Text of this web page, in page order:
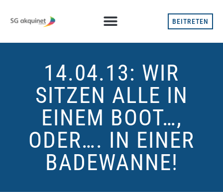
BEITRETEN
14.04.13: WIR
SITZEN ALLE IN
EINEM BOOT…,
ODER…. IN EINER
BADEWANNE!